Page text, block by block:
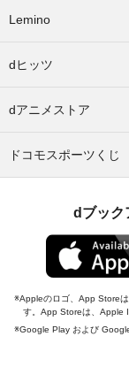
Lemino
dヒッツ
dアニメストア
ドコモスポーツくじ
dブック
Appleのロゴ、App Store
す。App Storeは、Apple
Google Play および